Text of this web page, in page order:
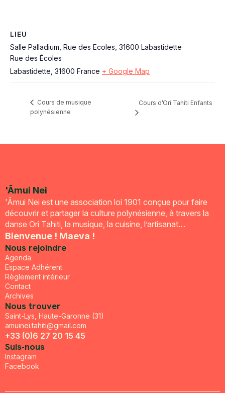
LIEU
Salle Palladium, Rue des Ecoles, 31600 Labastidette
Rue des Écoles
Labastidette 31600 France + Google Map
Cours de musique
polynésienne
Cours d’Ori Tahiti Enfants
'Āmui Nei
'Āmui Nei est une association loi 1901 conçue pour faire
découvrir et partager la culture polynésienne, à travers la
danse Ori Tahiti, la musique, la cuisine, l’artisanat…
Bienvenue ! Maeva !
Nous rejoindre
Agenda
Espace Adhérent
Règlement intérieur
Contact
Archives
Nous trouver
Saint-Lys, Haute-Garonne (31)
amuinei.tahiti@gmail.com
+33 (0)6 27 20 15 45
Suis-nous
Instagram
Facebook